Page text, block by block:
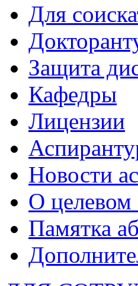
Для
Защита
Кафедры
Лицензии
Новости
О целевом
Памятка